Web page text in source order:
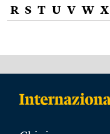
R S T U V W X